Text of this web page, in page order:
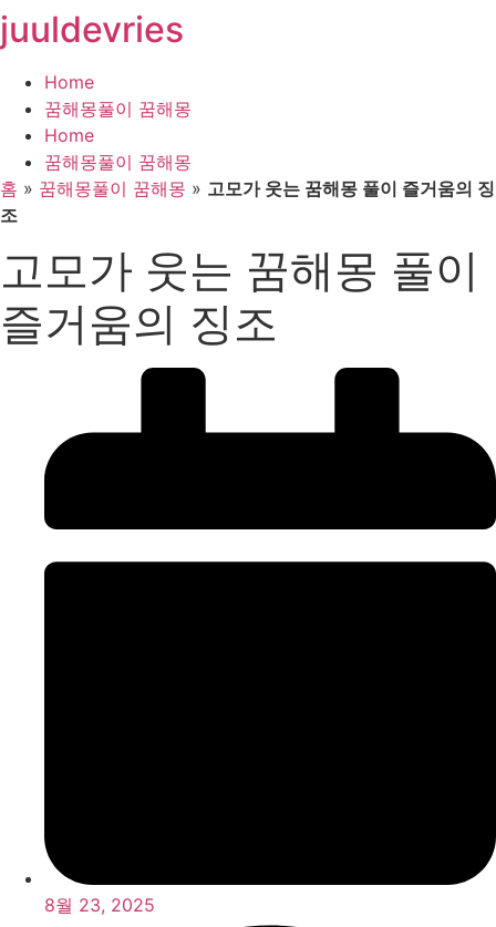
콘
텐
뛰
기
juuldevries
Home
꿈해몽풀이 꿈해몽
Home
꿈해몽풀이 꿈해몽
홈 » 꿈해몽풀이 꿈해몽 » 고모가 웃는 꿈해몽 풀이 즐거움의 징
조
고모가 웃는 꿈해몽 풀이
즐거움의 징조
8월 23, 2025